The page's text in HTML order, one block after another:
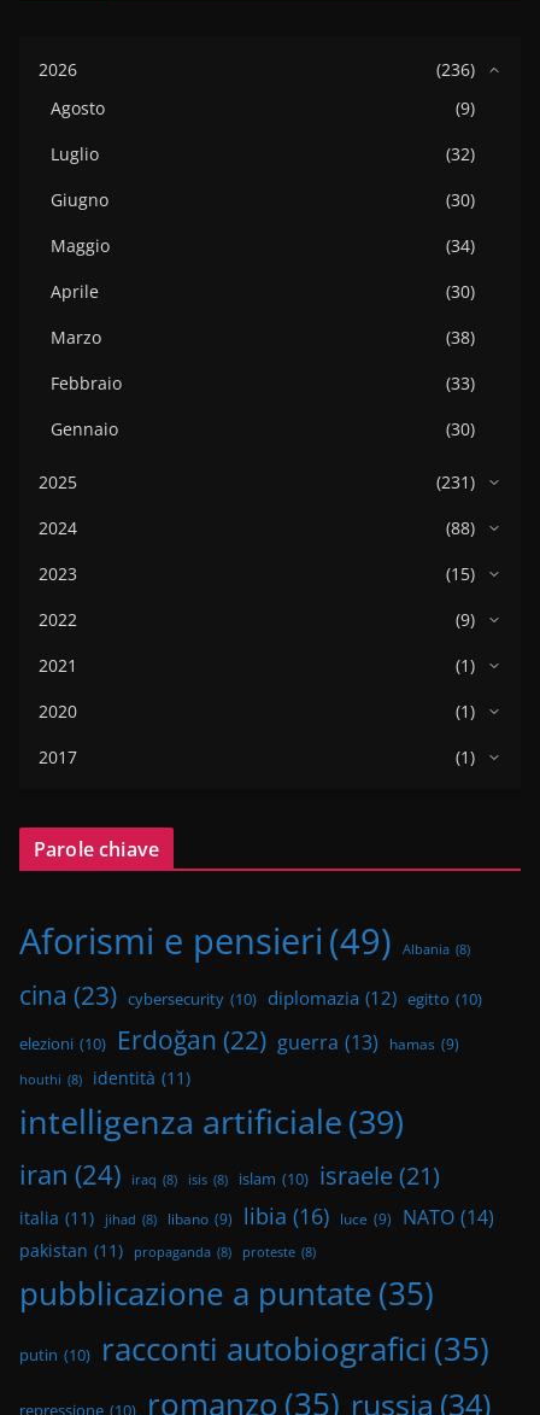
2026
(236)
Agosto
(9)
Luglio
(32)
Giugno
(30)
Maggio
(34)
Aprile
(30)
Marzo
(38)
Febbraio
(33)
Gennaio
(30)
2025
(231)
2024
(88)
2023
(15)
2022
(9)
2021
(1)
2020
(1)
2017
(1)
Parole chiave
Aforismi e pensieri (49) Albania (8)
cina (23) cybersecurity (10) diplomazia (12) egitto (10)
elezioni (10) Erdoğan (22) guerra (13) hamas (9)
houthi (8) identità (11)
intelligenza artificiale(39)
iran (24) iraq (8) isis (8) islam (10) israele(21)
italia (11) jihad (8) libano (9) libia (16) luce (9) NATO (14)
pakistan (11) propaganda (8) proteste (8)
pubblicazione a puntate(35)
putin (10) racconti autobiografici (35)
repressione (10) romanzo(35) russia (34)